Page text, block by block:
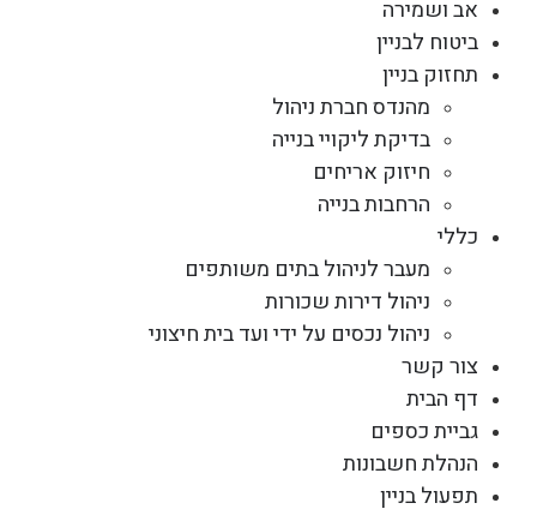
אב ושמירה
ביטוח לבניין
תחזוק בניין
מהנדס חברת ניהול
בדיקת ליקויי בנייה
חיזוק אריחים
הרחבות בנייה
כללי
מעבר לניהול בתים משותפים
ניהול דירות שכורות
ניהול נכסים על ידי ועד בית חיצוני
צור קשר
דף הבית
גביית כספים
הנהלת חשבונות
תפעול בניין